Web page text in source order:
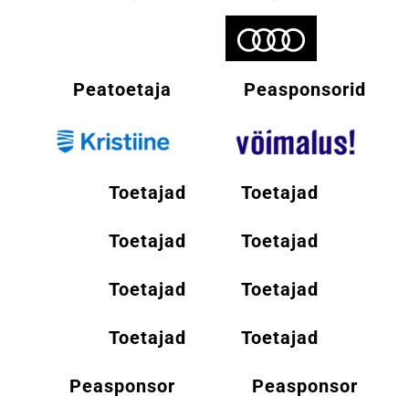
Peatoetaja Peasponsorid
Toetajad Toetajad
Toetajad Toetajad
Toetajad Toetajad
Toetajad Toetajad
Peasponsor Peasponsor